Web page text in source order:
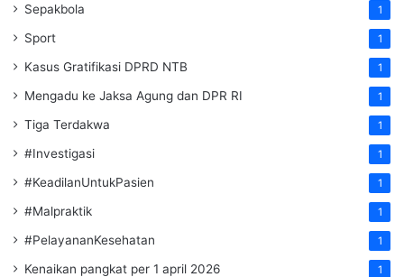
Sepakbola 1
Sport 1
Kasus Gratifikasi DPRD NTB 1
Mengadu ke Jaksa Agung dan DPR RI 1
Tiga Terdakwa 1
#Investigasi 1
#KeadilanUntukPasien 1
#Malpraktik 1
#PelayananKesehatan 1
Kenaikan pangkat per 1 april 2026 1